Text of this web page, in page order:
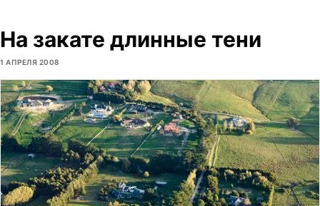
На закате длинные тени
1 АПРЕЛЯ 2008